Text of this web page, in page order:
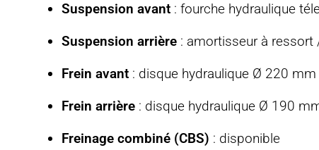
Suspension avant : fourche hydraulique
Suspension arrière : amortisseur à
Frein avant : disque hydraulique Ø 220 mm
Frein arrière : disque hydraulique Ø 190
Freinage combiné (CBS) : disponible